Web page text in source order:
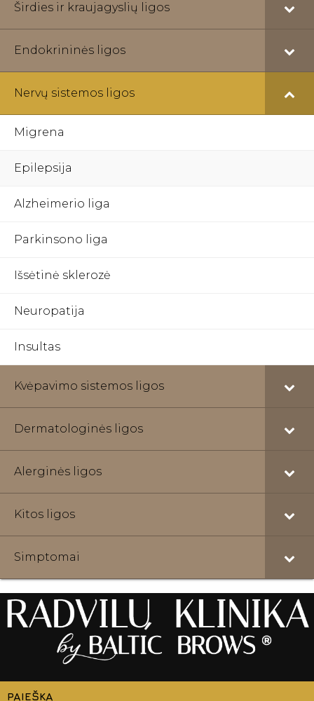
Širdies ir kraujagyslių ligos
Endokrininės ligos
Nervų sistemos ligos
Migrena
Epilepsija
Alzheimerio liga
Parkinsono liga
Išsėtinė sklerozė
Neuropatija
Insultas
Kvėpavimo sistemos ligos
Dermatologinės ligos
Alerginės ligos
Kitos ligos
Simptomai
PAIEŠKA